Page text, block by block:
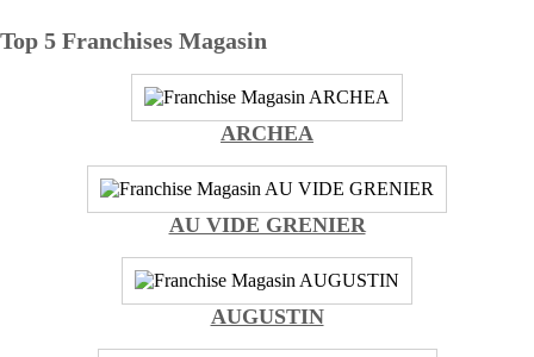
Top 5 Franchises Magasin
ARCHEA
AU VIDE GRENIER
AUGUSTIN